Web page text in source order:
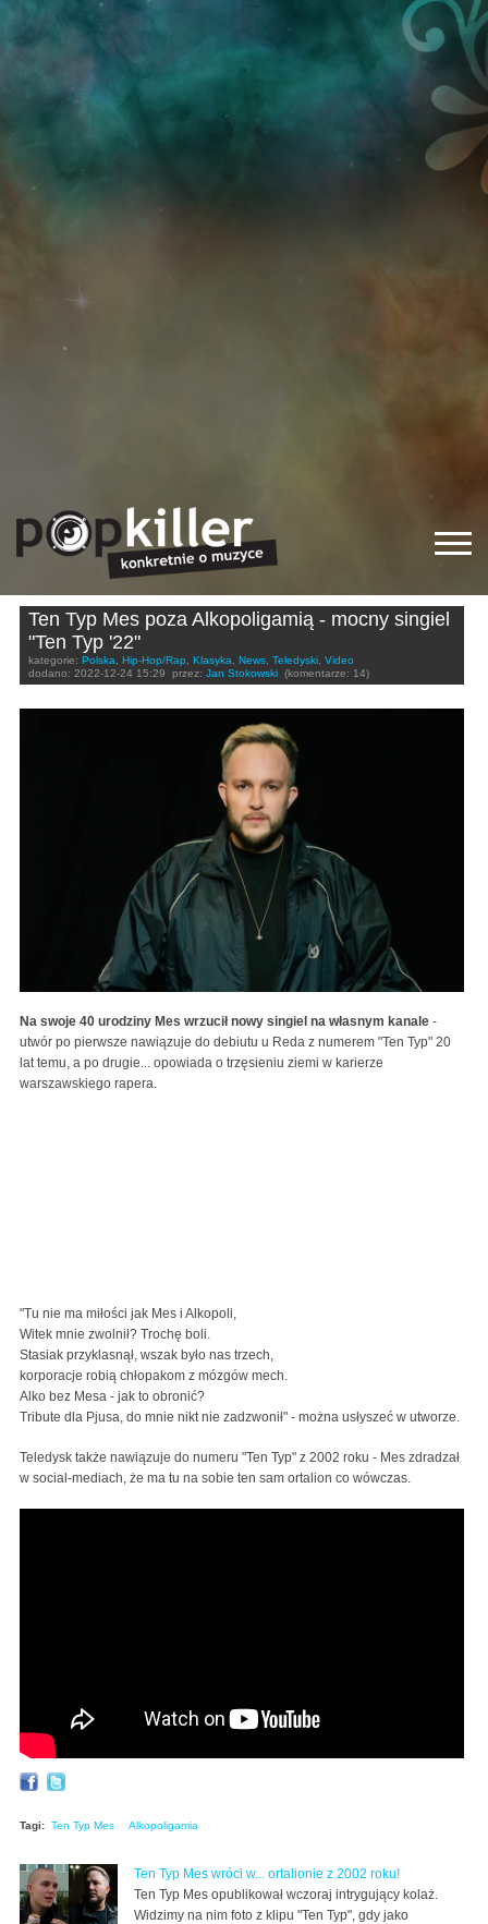
Ten Typ Mes poza Alkopoligamią - mocny singiel
"Ten Typ '22"
kategorie: Polska, Hip-Hop/Rap, Klasyka, News, Teledyski, Video
dodano: 2022-12-24 15:29 przez: Jan Stokowski (komentarze: 14)
Na swoje 40 urodziny Mes wrzucił nowy singiel na własnym kanale -
utwór po pierwsze nawiązuje do debiutu u Reda z numerem "Ten Typ" 20
lat temu, a po drugie... opowiada o trzęsieniu ziemi w karierze
warszawskiego rapera.
"Tu nie ma miłości jak Mes i Alkopoli,
Witek mnie zwolnił? Trochę boli.
Stasiak przyklasnął, wszak było nas trzech,
korporacje robią chłopakom z mózgów mech.
Alko bez Mesa - jak to obronić?
Tribute dla Pjusa, do mnie nikt nie zadzwonił" - można usłyszeć w utworze.
Teledysk także nawiązuje do numeru "Ten Typ" z 2002 roku - Mes zdradzał
w social-mediach, że ma tu na sobie ten sam ortalion co wówczas.
Tagi: Ten Typ Mes Alkopoligamia
Ten Typ Mes wróci w... ortalionie z 2002 roku!
Ten Typ Mes opublikował wczoraj intrygujący kolaż.
Widzimy na nim foto z klipu "Ten Typ", gdy jako